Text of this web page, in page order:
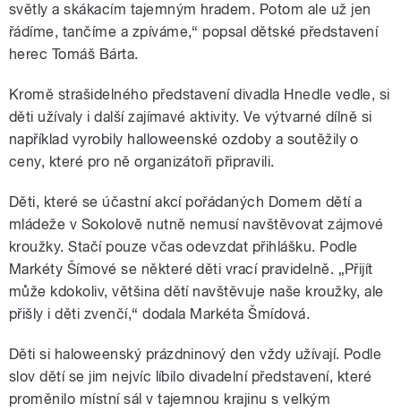
světly a skákacím tajemným hradem. Potom ale už jen
řádíme, tančíme a zpíváme,“ popsal dětské představení
herec Tomáš Bárta.
Kromě strašidelného představení divadla Hnedle vedle, si
děti užívaly i další zajímavé aktivity. Ve výtvarné dílně si
například vyrobily halloweenské ozdoby a soutěžily o
ceny, které pro ně organizátoři připravili.
Děti, které se účastní akcí pořádaných Domem dětí a
mládeže v Sokolově nutně nemusí navštěvovat zájmové
kroužky. Stačí pouze včas odevzdat přihlášku. Podle
Markéty Šímové se některé děti vrací pravidelně. „Přijít
může kdokoliv, většina dětí navštěvuje naše kroužky, ale
přišly i děti zvenčí,“ dodala Markéta Šmídová.
Děti si haloweenský prázdninový den vždy užívají. Podle
slov dětí se jim nejvíc líbilo divadelní představení, které
proměnilo místní sál v tajemnou krajinu s velkým